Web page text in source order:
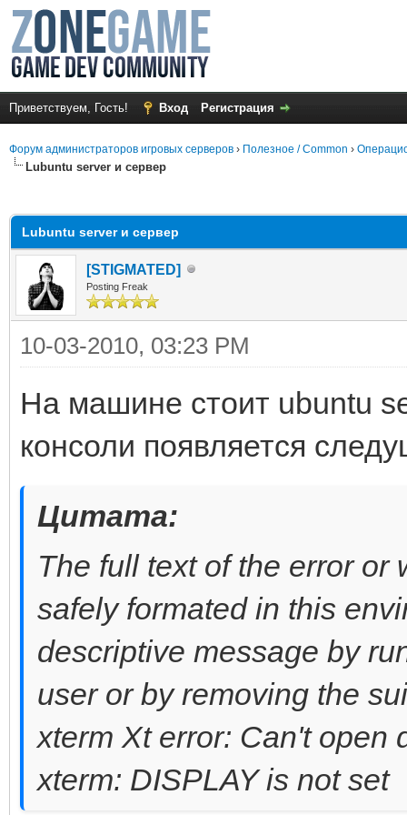
Приветствуем, Гость! Вход Регистрация
Форум администраторов игровых серверов › Полезное / Common ›
Lubuntu server и сервер
Lubuntu server и сервер
[STIGMATED]
Posting Freak
10-03-2010, 03:23 PM
На машине стоит ubuntu
консоли появляется
Цитата:
The full text of the error or
safely formated in this
descriptive message by
user or by removing the
xterm Xt error: Can't open
xterm: DISPLAY is not set